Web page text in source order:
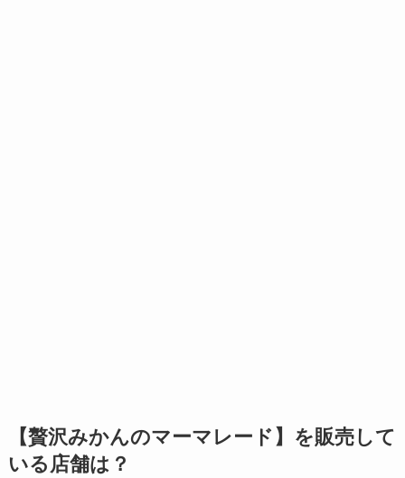
【贅沢みかんのマーマレード】を販売して
いる店舗は？